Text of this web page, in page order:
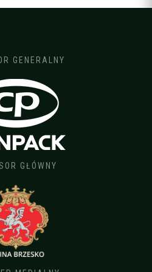
GENERALNY
GŁÓWNY